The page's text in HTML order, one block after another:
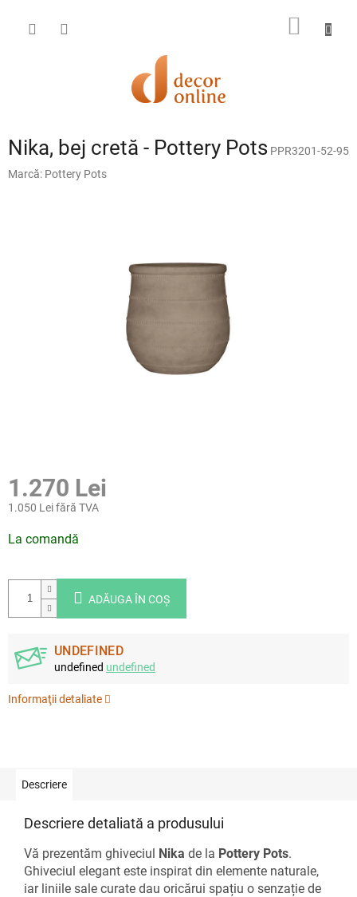
conținut
COŞ
Nika, bej cretă - Pottery Pots PPR3201-52-95
Marcă: Pottery Pots
1.270 Lei
1.050 Lei fără TVA
preţ:
La comandă
ADĂUGA ÎN COŞ
UNDEFINED
undefined undefined
Informaţii detaliate
Descriere
Descriere detaliată a produsului
Vă prezentăm ghiveciul Nika de la Pottery Pots.
Ghiveciul elegant este inspirat din elemente naturale,
iar liniile sale curate dau oricărui spațiu o senzație de